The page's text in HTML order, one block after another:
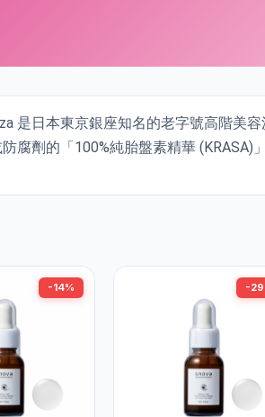
是日本東京銀座知名的老字號高階美
腐劑的「100%純胎盤素精華 (KRASA)
-14% -